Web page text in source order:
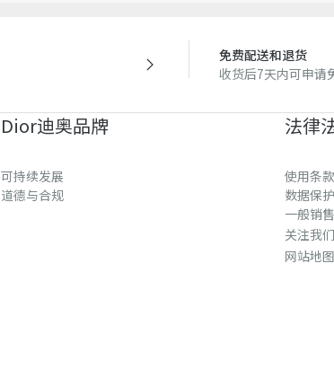
免费配送和退货
收货后7天内可申请
Dior迪奥品牌
可持续发展
道德与合规
法律
使用条款
数据保
一般销
关注我们
网站地图